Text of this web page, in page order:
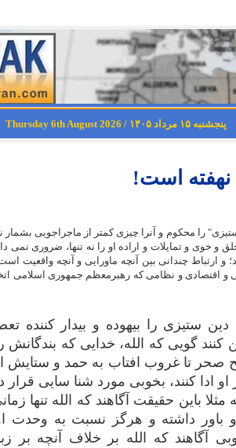
پنجشنبه ۱۵ مرداد ۱۴۰۵ / Thursday 6th August 2026
نهفته است!
را محکوم و آنرا چیزی کمتر از ماجراجویی بشمار
و خوی و تمایلات و اراده او را نه تنها، ضروری نمی
ارتباط چندانی بین آنچه ماورایی و آنچه واقعیت
و اقتصادی و نظامی که رهبرمعظم جمهوری اسلامی
دین ستیزی را بیهوده و بیدار کننده
کنند گویی که الله، خدایی که
صحر تا غروب افتاب به حمد و ستایش
ادا کنند، بخوبی مورد شنا سایی قرار
باین حقیقت آگاهند که الله تنها
باور داشته و هرگز نسبت به
آگاهند که الله بر خلاف آنچه بر